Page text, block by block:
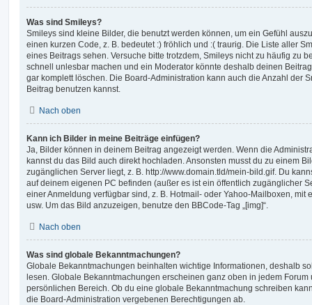
Was sind Smileys?
Smileys sind kleine Bilder, die benutzt werden können, um ein Gefühl
einen kurzen Code, z. B. bedeutet :) fröhlich und :( traurig. Die Liste aller
eines Beitrags sehen. Versuche bitte trotzdem, Smileys nicht zu häufig zu
schnell unlesbar machen und ein Moderator könnte deshalb deinen
gar komplett löschen. Die Board-Administration kann auch die Anzahl der
Beitrag benutzen kannst.
Nach oben
Kann ich Bilder in meine Beiträge einfügen?
Ja, Bilder können in deinem Beitrag angezeigt werden. Wenn die
kannst du das Bild auch direkt hochladen. Ansonsten musst du zu einem
zugänglichen Server liegt, z. B. http://www.domain.tld/mein-bild.gif. Du
auf deinem eigenen PC befinden (außer es ist ein öffentlich zugänglicher
einer Anmeldung verfügbar sind, z. B. Hotmail- oder Yahoo-Mailboxen, mit
usw. Um das Bild anzuzeigen, benutze den BBCode-Tag „[img]“.
Nach oben
Was sind globale Bekanntmachungen?
Globale Bekanntmachungen beinhalten wichtige Informationen, deshalb
lesen. Globale Bekanntmachungen erscheinen ganz oben in jedem
persönlichen Bereich. Ob du eine globale Bekanntmachung schreiben
die Board-Administration vergebenen Berechtigungen ab.